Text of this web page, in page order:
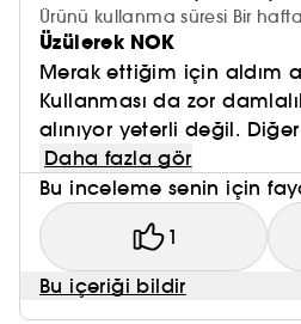
Ürünü kullanma süresi Bir hafta
Üzülerek NOK
Merak ettiğim için aldım
Kullanması da zor
alınıyor yeterli değil.
Daha fazla gör
Bu inceleme senin için
1
Bu içeriği bildir